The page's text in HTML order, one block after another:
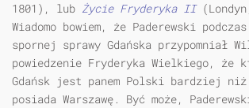
1801), lub Życie Fryderyka II
Wiadomo bowiem, że Paderewski
spornej sprawy Gdańska przypomniał
powiedzenie Fryderyka Wielkiego, że
Gdańsk jest panem Polski bardziej
posiada Warszawę. Być może,